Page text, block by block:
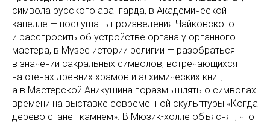
символа русского авангарда, в Академической
капелле — послушать произведения Чайковского
и расспросить об устройстве органа у органного
мастера, в Музее истории религии — разобраться
в значении сакральных символов, встречающихся
на стенах древних храмов и алхимических книг,
а в Мастерской Аникушина поразмышлять о символах
времени на выставке современной скульптуры «Когда
дерево станет камнем». В Мюзик-холле объяснят, что